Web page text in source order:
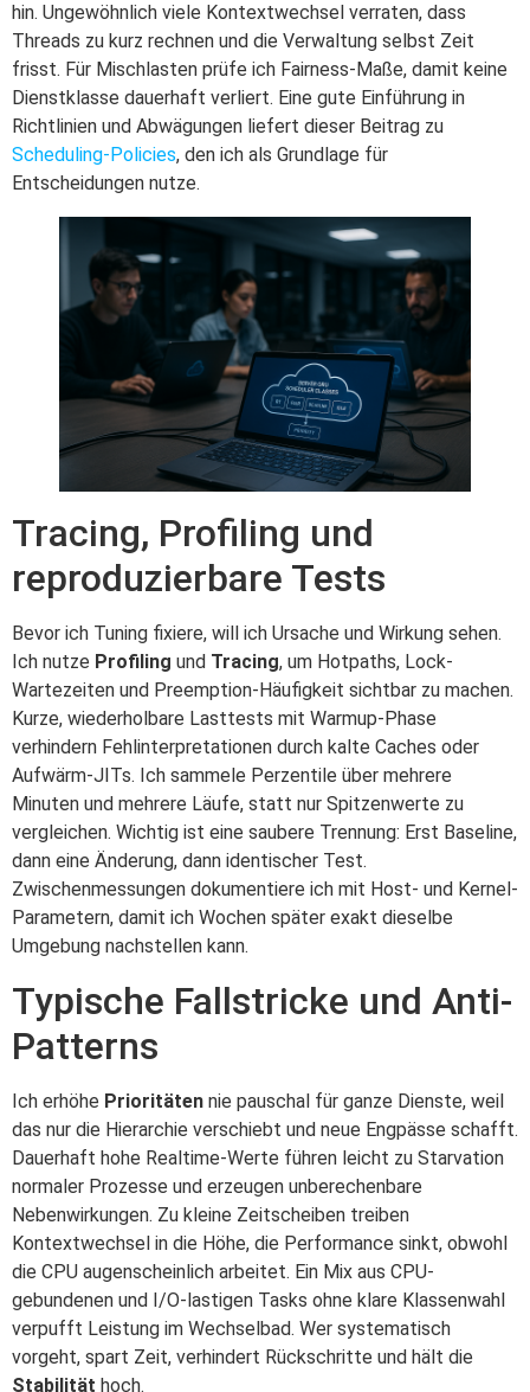
hin. Ungewöhnlich viele Kontextwechsel verraten, dass
Threads zu kurz rechnen und die Verwaltung selbst Zeit
frisst. Für Mischlasten prüfe ich Fairness-Maße, damit keine
Dienstklasse dauerhaft verliert. Eine gute Einführung in
Richtlinien und Abwägungen liefert dieser Beitrag zu
Scheduling-Policies, den ich als Grundlage für
Entscheidungen nutze.
Tracing, Profiling und
reproduzierbare Tests
Bevor ich Tuning fixiere, will ich Ursache und Wirkung sehen.
Ich nutze Profiling und Tracing, um Hotpaths, Lock-
Wartezeiten und Preemption-Häufigkeit sichtbar zu machen.
Kurze, wiederholbare Lasttests mit Warmup-Phase
verhindern Fehlinterpretationen durch kalte Caches oder
Aufwärm-JITs. Ich sammele Perzentile über mehrere
Minuten und mehrere Läufe, statt nur Spitzenwerte zu
vergleichen. Wichtig ist eine saubere Trennung: Erst Baseline,
dann eine Änderung, dann identischer Test.
Zwischenmessungen dokumentiere ich mit Host- und Kernel-
Parametern, damit ich Wochen später exakt dieselbe
Umgebung nachstellen kann.
Typische Fallstricke und Anti-
Patterns
Ich erhöhe Prioritäten nie pauschal für ganze Dienste, weil
das nur die Hierarchie verschiebt und neue Engpässe schafft.
Dauerhaft hohe Realtime-Werte führen leicht zu Starvation
normaler Prozesse und erzeugen unberechenbare
Nebenwirkungen. Zu kleine Zeitscheiben treiben
Kontextwechsel in die Höhe, die Performance sinkt, obwohl
die CPU augenscheinlich arbeitet. Ein Mix aus CPU-
gebundenen und I/O-lastigen Tasks ohne klare Klassenwahl
verpufft Leistung im Wechselbad. Wer systematisch
vorgeht, spart Zeit, verhindert Rückschritte und hält die
Stabilität hoch.